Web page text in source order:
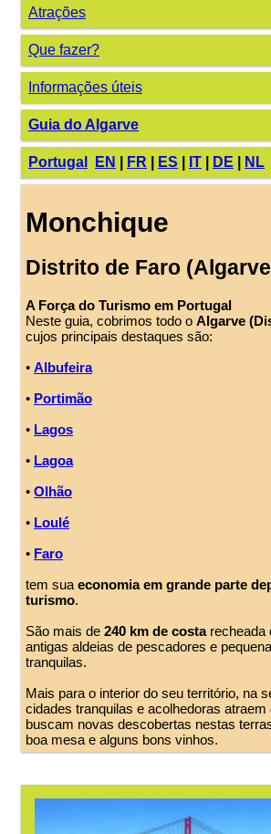
Atrações
Que fazer?
Informações úteis
Guia do Algarve
Portugal EN FR ES IT DE NL
Monchique
Distrito de Faro
A Força do Turismo em Portugal
Neste guia, cobrimos todo o Algarve
cujos principais destaques são:
• Albufeira
• Portimão
• Lagos
• Lagoa
• Olhão
• Loulé
• Faro
tem sua economia em grande parte
turismo.
São mais de 240 km de costarecheada
antigas aldeias de pescadores e
tranquilas.
Mais para o interior do seu território, na
cidades tranquilas e acolhedoras
buscam novas descobertas nestas
boa mesa e alguns bons vinhos.